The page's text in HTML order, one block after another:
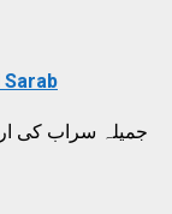
Sarab
جمیلہ سراب کی